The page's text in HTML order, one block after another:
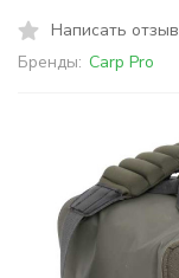
Написать отзыв
Бренды: Carp Pro